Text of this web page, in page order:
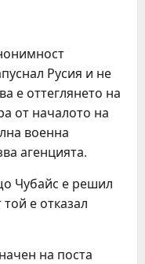
Русия и не
е оттеглянето на
от началото на
военна
агенцията.
Чубайс е решил
е отказал
на поста